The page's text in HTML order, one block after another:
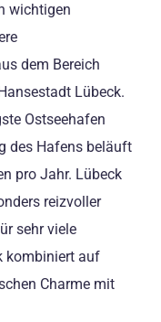
wichtigen
dem Bereich
Lübeck.
Ostseehafen
des Hafens beläuft
pro Jahr. Lübeck
reizvoller
sehr viele
kombiniert auf
Charme mit